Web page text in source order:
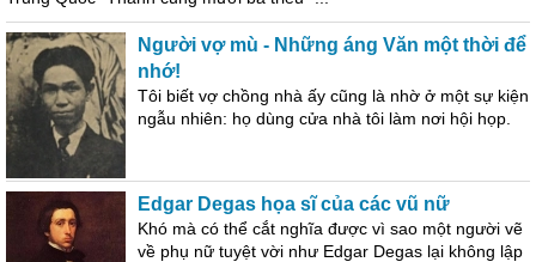
Người vợ mù - Những áng Văn một thời để
nhớ!
Tôi biết vợ chồng nhà ấy cũng là nhờ ở một sự kiện
ngẫu nhiên: họ dùng cửa nhà tôi làm nơi hội họp.
Edgar Degas họa sĩ của các vũ nữ
Khó mà có thể cắt nghĩa được vì sao một người vẽ
về phụ nữ tuyệt vời như Edgar Degas lại không lập